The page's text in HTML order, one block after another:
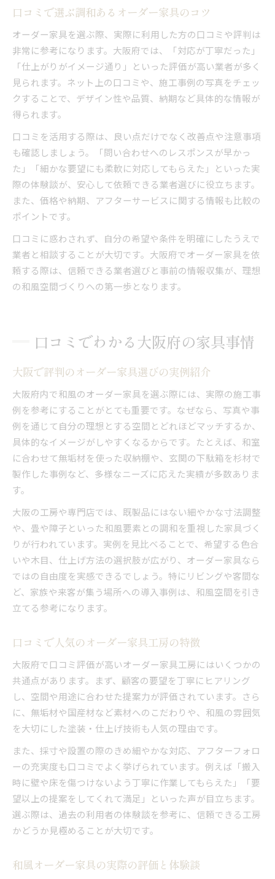
口コミで選ぶ調和あるオーダー家具のコツ
オーダー家具を選ぶ際、実際に利用した方の口コミや評判は
非常に参考になります。大阪府では、「対応が丁寧だった」
「仕上がりがイメージ通り」といった評価が高い業者が多く
見られます。ネット上の口コミや、施工事例の写真をチェッ
クすることで、デザイン性や品質、納期など具体的な情報が
得られます。
口コミを活用する際は、良い点だけでなく改善点や注意事項
も確認しましょう。「問い合わせへのレスポンスが早かっ
た」「細かな要望にも柔軟に対応してもらえた」といった実
際の体験談が、安心して依頼できる業者選びに役立ちます。
また、価格や納期、アフターサービスに関する情報も比較の
ポイントです。
口コミに惑わされず、自分の希望や条件を明確にしたうえで
業者と相談することが大切です。大阪府でオーダー家具を依
頼する際は、信頼できる業者選びと事前の情報収集が、理想
の和風空間づくりへの第一歩となります。
口コミでわかる大阪府の家具事情
大阪で評判のオーダー家具選びの実例紹介
大阪府内で和風のオーダー家具を選ぶ際には、実際の施工事
例を参考にすることがとても重要です。なぜなら、写真や事
例を通じて自分の理想とする空間とどれほどマッチするか、
具体的なイメージがしやすくなるからです。たとえば、和室
に合わせて無垢材を使った収納棚や、玄関の下駄箱を杉材で
製作した事例など、多様なニーズに応えた実績が多数ありま
す。
大阪の工房や専門店では、既製品にはない細やかな寸法調整
や、畳や障子といった和風要素との調和を重視した家具づく
りが行われています。実例を見比べることで、希望する色合
いや木目、仕上げ方法の選択肢が広がり、オーダー家具なら
ではの自由度を実感できるでしょう。特にリビングや客間な
ど、家族や来客が集う場所への導入事例は、和風空間を引き
立てる参考になります。
口コミで人気のオーダー家具工房の特徴
大阪府で口コミ評価が高いオーダー家具工房にはいくつかの
共通点があります。まず、顧客の要望を丁寧にヒアリング
し、空間や用途に合わせた提案力が評価されています。さら
に、無垢材や国産材など素材へのこだわりや、和風の雰囲気
を大切にした塗装・仕上げ技術も人気の理由です。
また、採寸や設置の際のきめ細やかな対応、アフターフォロ
ーの充実度も口コミでよく挙げられています。例えば「搬入
時に壁や床を傷つけないよう丁寧に作業してもらえた」「要
望以上の提案をしてくれて満足」といった声が目立ちます。
選ぶ際は、過去の利用者の体験談を参考に、信頼できる工房
かどうか見極めることが大切です。
和風オーダー家具の実際の評価と体験談